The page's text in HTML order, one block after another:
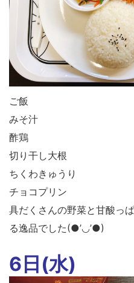
ご飯
みそ汁
酢鶏
切り干し大根
ちくわきゅうり
チョコプリン
具だくさんの野菜と甘酸っ
る逸品でした(●’◡’●)
6日(水)